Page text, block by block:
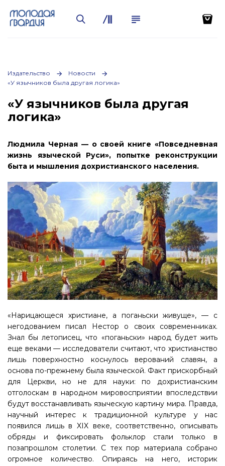
Издательство
Новости
«У язычников была другая логика»
«У язычников была другая
логика»
Людмила Черная — о своей книге «Повседневная
жизнь языческой Руси», попытке реконструкции
быта и мышления дохристианского населения.
«Нарицающеся христиане, а поганьски живуще», — с
негодованием писал Нестор о своих современниках.
Знал бы летописец, что «поганьски» народ будет жить
еще веками — исследователи считают, что христианство
лишь поверхностно коснулось верований славян, а
основа по-прежнему была языческой. Факт прискорбный
для Церкви, но не для науки: по дохристианским
отголоскам в народном мировосприятии впоследствии
будут восстанавливать языческую картину мира. Правда,
научный интерес к традиционной культуре у нас
появился лишь в XIX веке, соответственно, описывать
обряды и фиксировать фольклор стали только в
позапрошлом столетии. С тех пор материала собрано
огромное количество. Опираясь на него, историк